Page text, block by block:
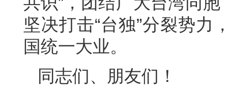
坚决打击“台独”分裂势力
国统一大业。
同志们、朋友们！